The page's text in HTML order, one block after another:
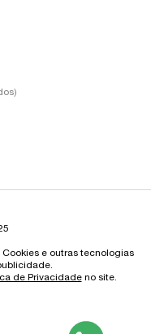
e outras tecnologias
de Privacidadeno site.